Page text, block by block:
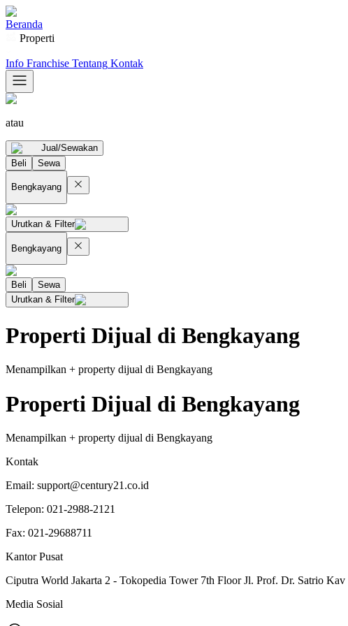
Beranda
Properti
Info Franchise Tentang Kontak
atau
Jual/Sewakan
Beli
Sewa
Bengkayang
Urutkan & Filter
Bengkayang
Beli
Sewa
Urutkan & Filter
Properti Dijual di Bengkayang
Menampilkan + property dijual di Bengkayang
Properti Dijual di Bengkayang
Menampilkan + property dijual di Bengkayang
Kontak
Email: support@century21.co.id
Telepon: 021-2988-2121
Fax: 021-29688711
Kantor Pusat
Ciputra World Jakarta 2 - Tokopedia Tower 7th Floor Jl. Prof. Dr. Satrio Kav
Media Sosial